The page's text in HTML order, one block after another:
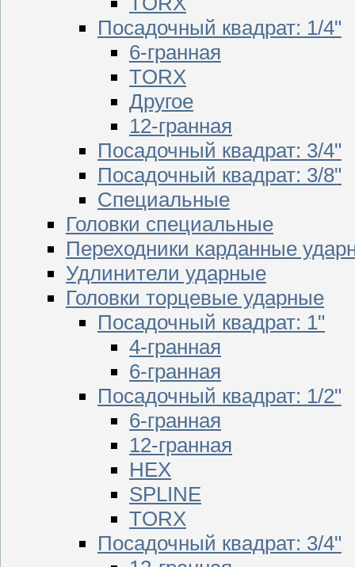
Посадочный квадрат: 1/4"
6-гранная
TORX
Другое
12-гранная
Посадочный квадрат: 3/4"
Посадочный квадрат: 3/8"
Специальные
Головки специальные
Переходники карданные
Удлинители ударные
Головки торцевые ударные
Посадочный квадрат: 1"
4-гранная
6-гранная
Посадочный квадрат: 1/2"
6-гранная
12-гранная
HEX
SPLINE
TORX
Посадочный квадрат: 3/4"